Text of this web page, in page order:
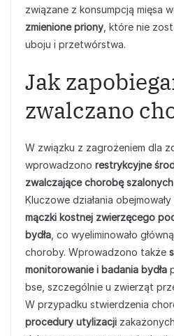
związane z konsumpcją mięsa
zmienione priony , które nie
uboju i przetwórstwa.
Jak
zwalczano
W związku z zagrożeniem dla
wprowadzono restrykcyjne
zwalczające chorobę
Kluczowe działania obejmowały
mączki kostnej zwierzęcego
bydła , co wyeliminowało
choroby. Wprowadzono także
monitorowanie i badania bydła
bse, szczególnie u zwierząt
W przypadku stwierdzenia
procedury utylizacji